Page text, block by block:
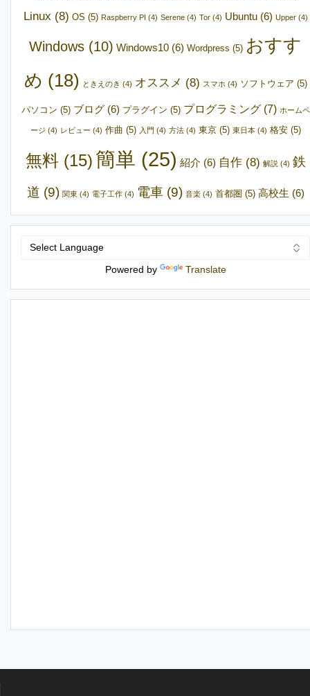
Linux (8) OS (5) Raspberry PI (4) Serene(4) Tor(4) Ubuntu(6) Upper(4)
Windows (10) Windows10 (6) Wordpress (5) おすす
め (18) ときえのき (4) オススメ (8) スマホ (4) ソフトウェア (5)
パソコン (5) ブログ(6) プラグイン (5) プログラミング(7) ホームペ
ージ (4) レビュー (4) 作曲 (5) 入門 (4) 方法(4) 東京(5) 東日本(4) 格安(5)
無料(15) 簡単 (25) 紹介 (6) 自作(8) 解説 (4) 鉄
道 (9) 関東(4) 電子工作(4) 電車(9) 音楽 (4) 首都圏 (5) 高校生 (6)
Powered by Translate